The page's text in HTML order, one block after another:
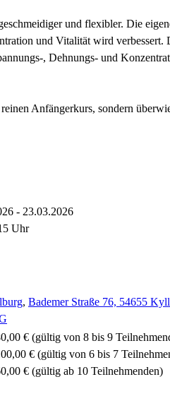
und flexibler. Die
und Vitalität wird
, Dehnungs- und
Anfängerkurs, sondern
- 23.03.2026
Uhr
, Bademer Straße 76, 54655
€ (gültig von 8 bis 9
€ (gültig von 6 bis 7
€ (gültig ab 10 Teilnehmenden)